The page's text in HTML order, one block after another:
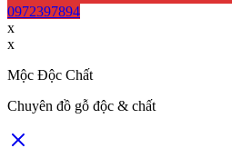
0972397894
x
x
Mộc Độc Chất
Chuyên đồ gỗ độc & chất